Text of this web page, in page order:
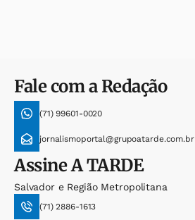
Fale com a Redação
(71) 99601-0020
jornalismoportal@grupoatarde.com.br
AssineA TARDE
Salvador e Região Metropolitana
(71) 2886-1613